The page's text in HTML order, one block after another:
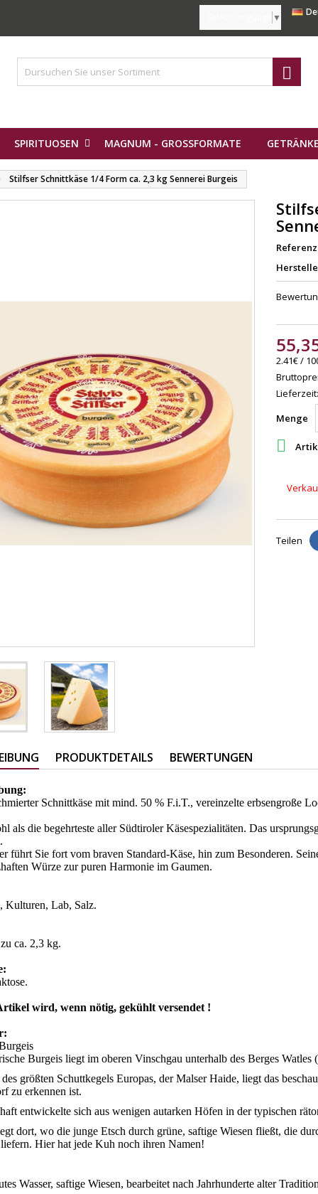
▼

SPIRITUOSEN MAGNUM - GROSSFORMATE
Stilfser Schnittkäse 1/4 Form ca. 2,3 kg Sennerei Burgeis
Referenz
2.41€ /
Menge

Teilen
PRODUKTDETAILS BEWERTUNGEN
Schnittkäse mit mind. 50 % F.i.T., vereinzelte erbsengroße
als die begehrteste aller Südtiroler Käsespezialitäten. Das
führt Sie fort vom braven Standard-Käse, hin zum Besonderen.
Würze zur puren Harmonie im Gaumen.
Kulturen, Lab, Salz.
ca. 2,3 kg.
wird, wenn nötig, gekühlt versendet !
Burgeis liegt im oberen Vinschgau unterhalb des Berges
größten Schuttkegels Europas, der Malser Haide, liegt das
zu erkennen ist.
entwickelte sich aus wenigen autarken Höfen in der typischen
dort, wo die junge Etsch durch grüne, saftige Wiesen fließt, die
Hier hat jede Kuh noch ihren Namen!
Wasser, saftige Wiesen, bearbeitet nach Jahrhunderte alter